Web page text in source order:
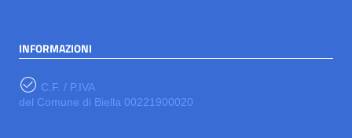
INFORMAZIONI
C.F. / P.IVA
del Comune di Biella 00221900020